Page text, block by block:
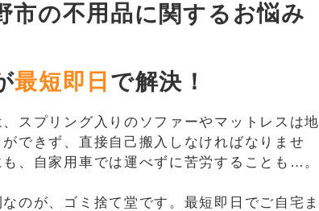
市の不用品に関する お悩み
最短即日 で解決！
スプリング入りのソファーやマットレスは地
できず、直接自己搬入しなければなりませ
、自家用車では運べずに苦労することも…。
のが、ゴミ捨て堂です。最短即日でご自宅ま